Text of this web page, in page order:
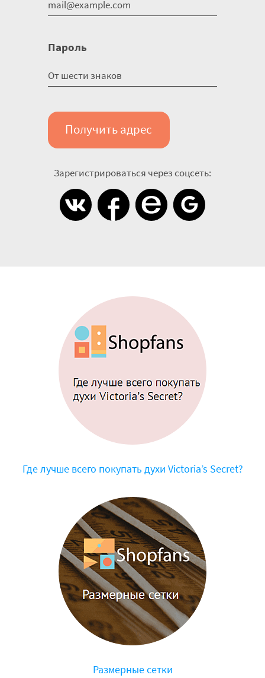
Пароль
Получить адрес
Зарегистрироваться через соцсеть:
Где лучше всего покупать духи Victoria’s Secret?
Размерные сетки